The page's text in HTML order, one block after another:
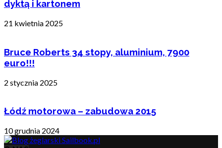
dyktą i kartonem
21 kwietnia 2025
Bruce Roberts 34 stopy, aluminium, 7900
euro!!!
2 stycznia 2025
Łódź motorowa – zabudowa 2015
10 grudnia 2024